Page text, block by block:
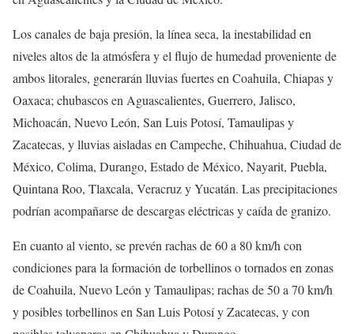
Los canales de baja presión, la línea seca, la inestabilidad en
niveles altos de la atmósfera y el flujo de humedad proveniente de
ambos litorales, generarán lluvias fuertes en Coahuila, Chiapas y
Oaxaca; chubascos en Aguascalientes, Guerrero, Jalisco,
Michoacán, Nuevo León, San Luis Potosí, Tamaulipas y
Zacatecas, y lluvias aisladas en Campeche, Chihuahua, Ciudad de
México, Colima, Durango, Estado de México, Nayarit, Puebla,
Quintana Roo, Tlaxcala, Veracruz y Yucatán. Las precipitaciones
podrían acompañarse de descargas eléctricas y caída de granizo.
En cuanto al viento, se prevén rachas de 60 a 80 km/h con
condiciones para la formación de torbellinos o tornados en zonas
de Coahuila, Nuevo León y Tamaulipas; rachas de 50 a 70 km/h
y posibles torbellinos en San Luis Potosí y Zacatecas, y con